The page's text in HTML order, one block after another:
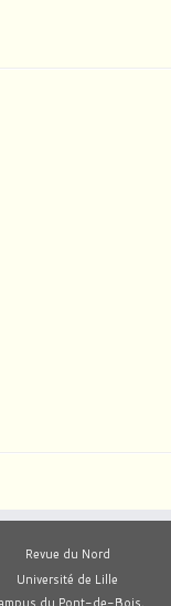
Revue du Nord
Université de Lille